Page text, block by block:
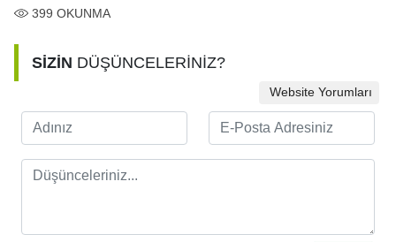
399 OKUNMA
SİZİN DÜŞÜNCELERİNİZ?
Website Yorumları